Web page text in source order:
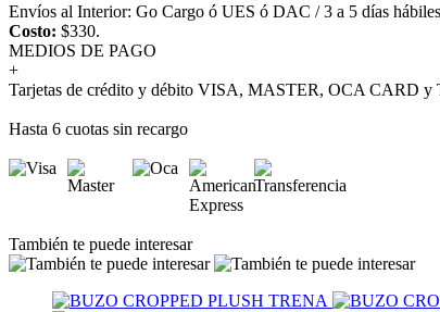
Envíos al Interior: Go Cargo ó UES ó DAC / 3 a 5 días hábiles
Costo: $330.
MEDIOS DE PAGO
+
Tarjetas de crédito y débito VISA, MASTER, OCA CARD y
Hasta 6 cuotas sin recargo
También te puede interesar